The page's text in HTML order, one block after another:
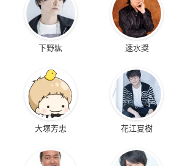
下野紘 速水奨
大塚芳忠 花江夏樹